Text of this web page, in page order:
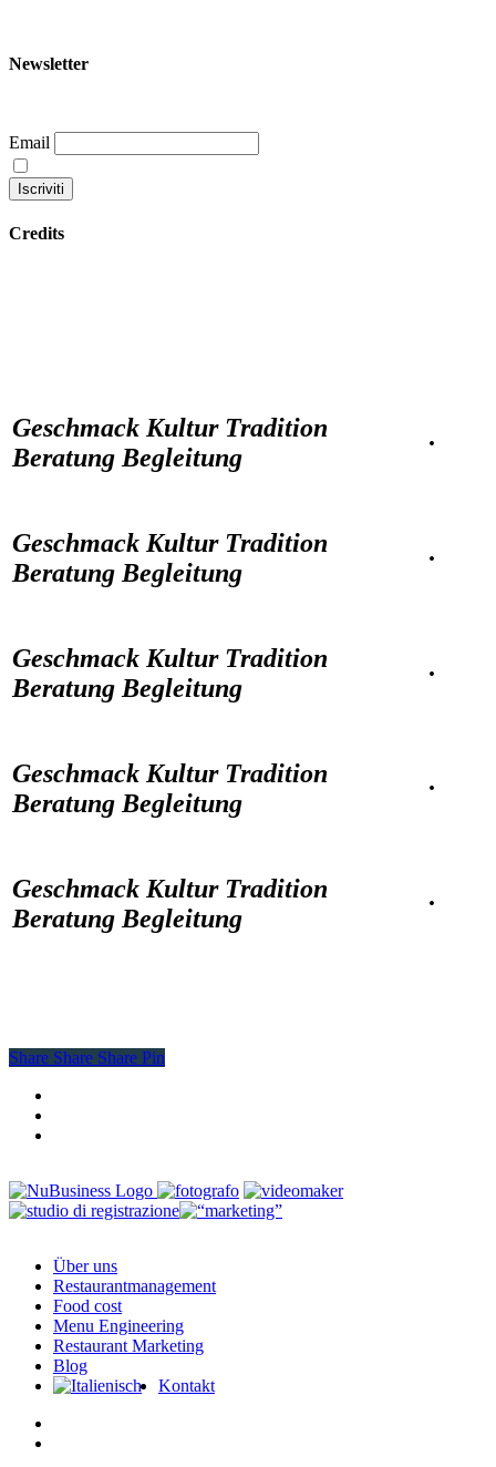
Newsletter
Email
Credits
Geschmack Kultur Tradition
Beratung Begleitung
·
Geschmack Kultur Tradition
Beratung Begleitung
·
Geschmack Kultur Tradition
Beratung Begleitung
·
Geschmack Kultur Tradition
Beratung Begleitung
·
Geschmack Kultur Tradition
Beratung Begleitung
·
Share
Share Share Share Pin
Close
Menu
Über uns
Restaurantmanagement
Food cost
Menu Engineering
Restaurant Marketing
Blog
Kontakt